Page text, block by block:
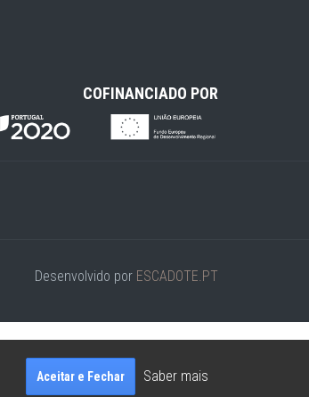
COFINANCIADO POR
Desenvolvido por ESCADOTE.PT
Aceitar e Fechar Saber mais